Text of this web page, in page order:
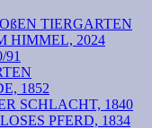
TIERGARTEN
HIMMEL, 2024
91
1852
SCHLACHT, 1840
PFERD, 1834